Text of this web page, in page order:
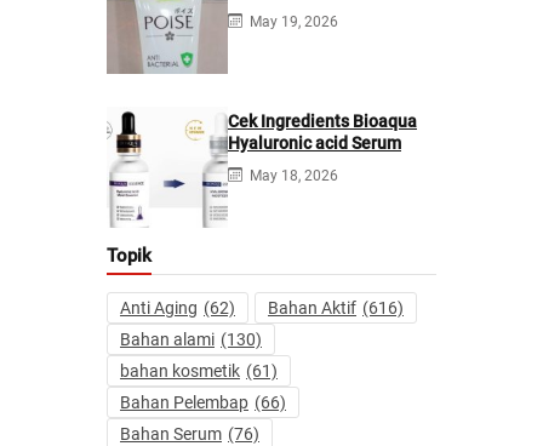
May 19, 2026
Cek Ingredients Bioaqua
Hyaluronic acid Serum
May 18, 2026
Topik
Anti Aging (62) Bahan Aktif (616)
Bahan alami (130)
bahan kosmetik (61)
Bahan Pelembap (66)
Bahan Serum (76)